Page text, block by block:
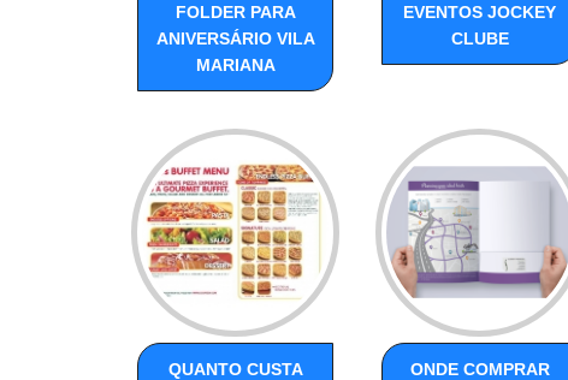
FOLDER PARA
ANIVERSÁRIO VILA
MARIANA
EVENTOS JOCKEY
CLUBE
QUANTO CUSTA
ONDE COMPRAR